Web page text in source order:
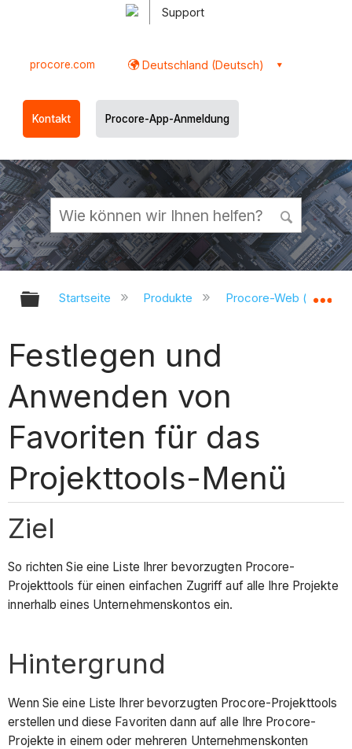
Support
procore.com Deutschland (Deutsch)
Kontakt Procore-App-Anmeldung
Globale Hierarchie auf- und
Startseite Produkte Procore-Web
Festlegen und
Anwenden von
Favoriten für das
Projekttools-Menü
Ziel
So richten Sie eine Liste Ihrer bevorzugten Procore-
Projekttools für einen einfachen Zugriff auf alle Ihre Projekte
innerhalb eines Unternehmenskontos ein.
Hintergrund
Wenn Sie eine Liste Ihrer bevorzugten Procore-Projekttools
erstellen und diese Favoriten dann auf alle Ihre Procore-
Projekte in einem oder mehreren Unternehmenskonten